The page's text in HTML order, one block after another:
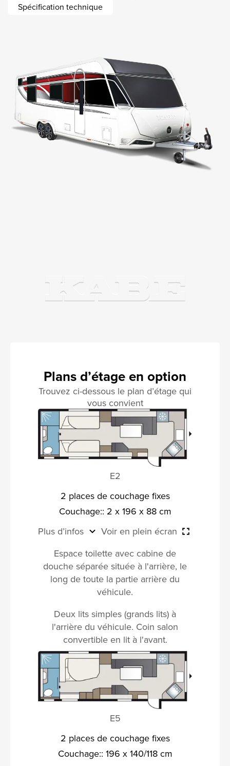
Spécification technique
Plans d’étage en option
Trouvez ci-dessous le plan d’étage qui
vous convient
E2
2 places de couchage fixes
Couchage:: 2 x 196 x 88 cm
Plus d’infos
Voir en plein écran
Espace toilette avec cabine de
douche séparée située à l'arrière, le
long de toute la partie arrière du
véhicule.
Deux lits simples (grands lits) à
l'arrière du véhicule. Coin salon
convertible en lit à l'avant.
E5
2 places de couchage fixes
Couchage:: 196 x 140/118 cm